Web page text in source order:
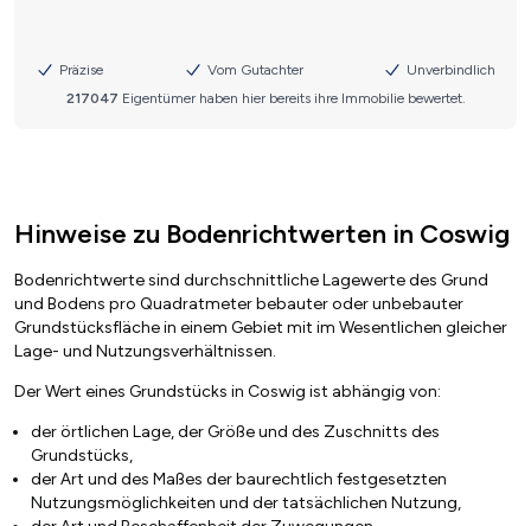
Hinweise zu Bodenrichtwerten in Coswig
Bodenrichtwerte sind durchschnittliche Lagewerte des Grund
und Bodens pro Quadratmeter bebauter oder unbebauter
Grundstücksfläche in einem Gebiet mit im Wesentlichen gleicher
Lage- und Nutzungsverhältnissen.
Der Wert eines Grundstücks in Coswig ist abhängig von:
der örtlichen Lage, der Größe und des Zuschnitts des
Grundstücks,
der Art und des Maßes der baurechtlich festgesetzten
Nutzungsmöglichkeiten und der tatsächlichen Nutzung,